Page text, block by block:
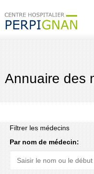
Annuaire des
Filtrer les médecins
Par nom de médecin: